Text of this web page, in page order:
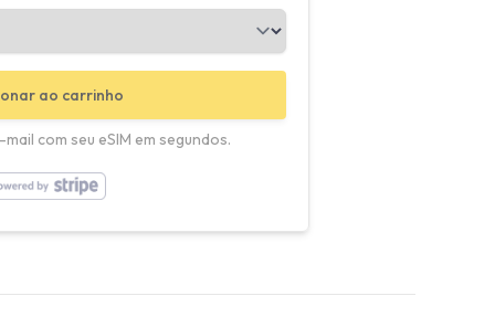
ao carrinho
com seu eSIM em segundos.